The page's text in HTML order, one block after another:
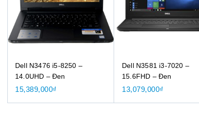
Dell N3476 i5-8250 –
14.0UHD – Đen
15,389,000₫
Dell N3581 i3-7020 –
15.6FHD – Đen
13,079,000₫